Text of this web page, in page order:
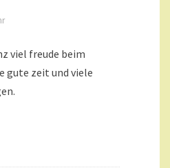
viel freude beim
gute zeit und viele